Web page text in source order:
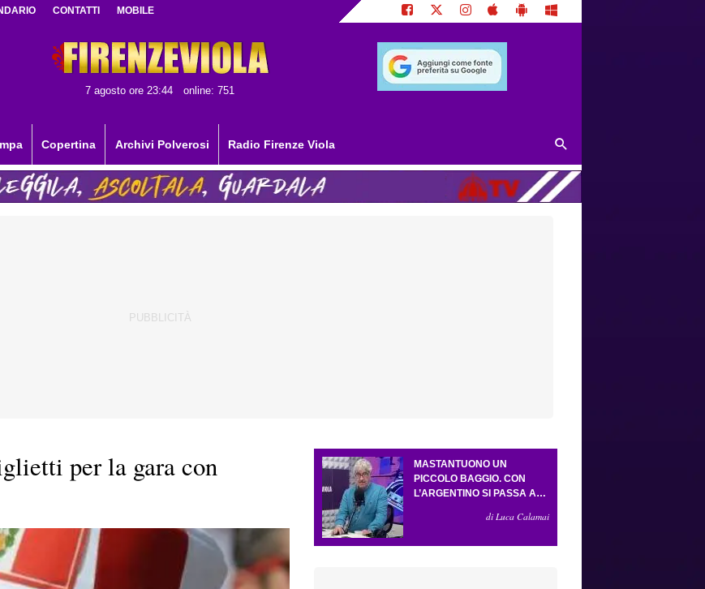
CONTATTI MOBILE
7 agosto ore 23:44 online: 751
Copertina Archivi Polverosi Radio Firenze Viola
per la gara con
MASTANTUONO UN
PICCOLO BAGGIO. CON
L’ARGENTINO SI PASSA AL
L’AMICHEVOLE CON IL
di Luca Calamai